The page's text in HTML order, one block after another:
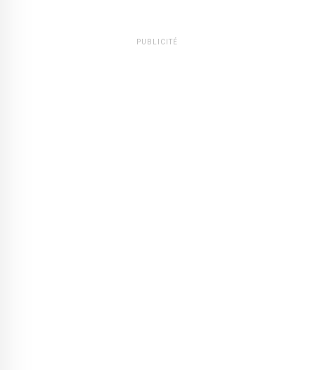
PUBLICITÉ